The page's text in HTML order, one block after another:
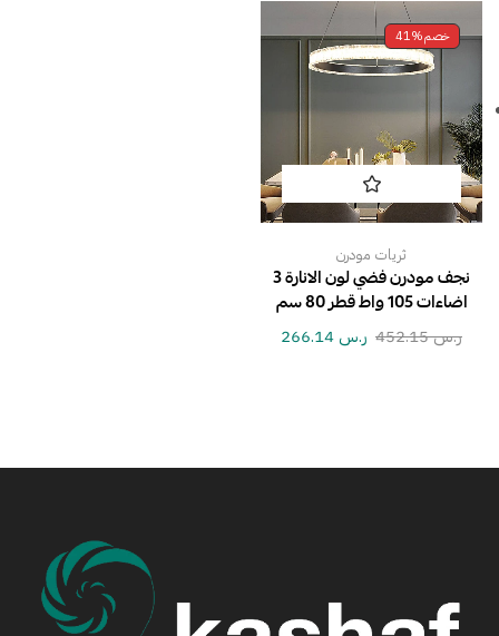
خصم41%
ثريات مودرن
نجف مودرن فضي لون الانارة 3
اضاءات 105 واط قطر 80 سم
ر.س452.15 ر.س